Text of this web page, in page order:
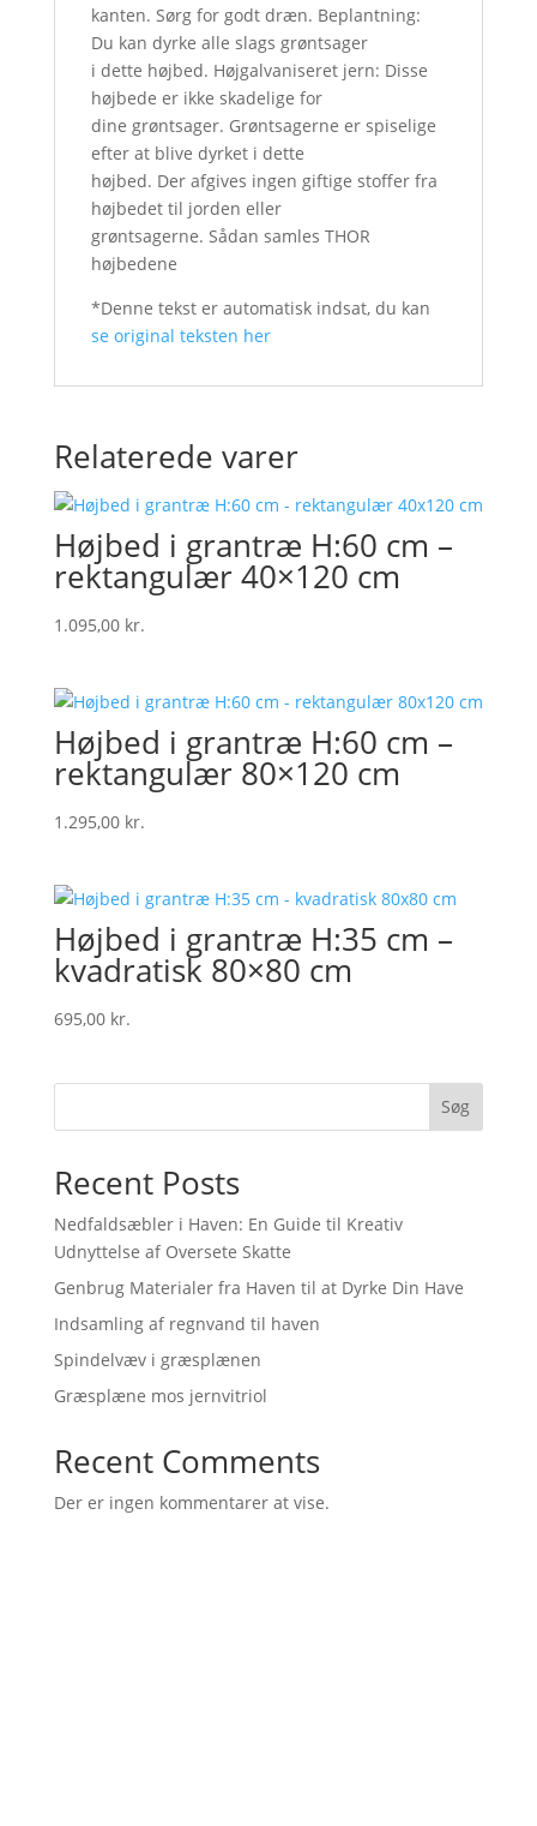
kanten. Sørg for godt dræn. Beplantning:
Du kan dyrke alle slags grøntsager
i dette højbed. Højgalvaniseret jern: Disse
højbede er ikke skadelige for
dine grøntsager. Grøntsagerne er spiselige
efter at blive dyrket i dette
højbed. Der afgives ingen giftige stoffer fra
højbedet til jorden eller
grøntsagerne. Sådan samles THOR
højbedene
*Denne tekst er automatisk indsat, du kan
se original teksten her
Relaterede varer
Højbed i grantræ H:60 cm –
rektangulær 40×120 cm
1.095,00 kr.
Højbed i grantræ H:60 cm –
rektangulær 80×120 cm
1.295,00 kr.
Højbed i grantræ H:35 cm –
kvadratisk 80×80 cm
695,00 kr.
Søg
Recent Posts
Nedfaldsæbler i Haven: En Guide til Kreativ
Udnyttelse af Oversete Skatte
Genbrug Materialer fra Haven til at Dyrke Din Have
Indsamling af regnvand til haven
Spindelvæv i græsplænen
Græsplæne mos jernvitriol
Recent Comments
Der er ingen kommentarer at vise.